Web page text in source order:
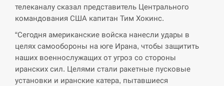
14:10
У Румунії затоплять чотири баржі для
збільшення потоку води до…
СЕРПЕНЬ
13:53
В Москве пожаловались на “кратный рост” атак
дронов Украины
телеканалу сказал представитель Центрального
командования США капитан Тим Хокинс.
“Сегодня американские войска нанесли удары в
целях самообороны на юге Ирана, чтобы защитить
наших военнослужащих от угроз со стороны
иранских сил. Целями стали ракетные пусковые
установки и иранские катера, пытавшиеся